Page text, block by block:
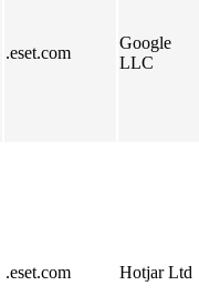
.eset.com
Google
LLC
.eset.com Hotjar Ltd